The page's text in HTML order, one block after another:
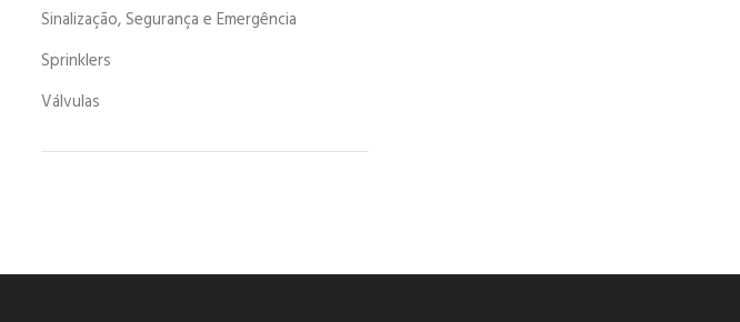
Sinalização, Segurança e Emergência
Sprinklers
Válvulas